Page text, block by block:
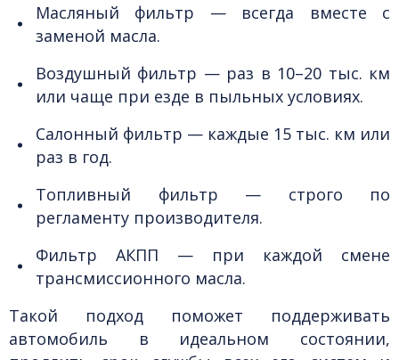
Масляный фильтр — всегда вместе с
заменой масла.
Воздушный фильтр — раз в 10–20 тыс. км
или чаще при езде в пыльных условиях.
Салонный фильтр — каждые 15 тыс. км или
раз в год.
Топливный фильтр — строго по
регламенту производителя.
Фильтр АКПП — при каждой смене
трансмиссионного масла.
Такой подход поможет поддерживать
автомобиль в идеальном состоянии,